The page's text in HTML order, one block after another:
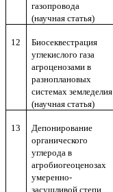
газопровода
(научная статья)
12
Биосеквестрация
углекислого газа
агроценозами в
разноплановых
системах земледелия
(научная статья)
13
Депонирование
органического
углерода в
агробиогеоценозах
умеренно-
засушливой степи